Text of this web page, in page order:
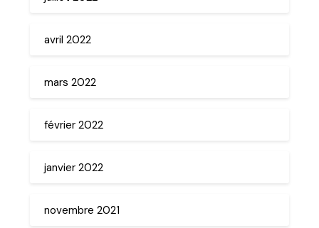
avril 2022
mars 2022
février 2022
janvier 2022
novembre 2021